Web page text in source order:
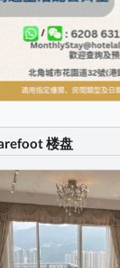
楼盘